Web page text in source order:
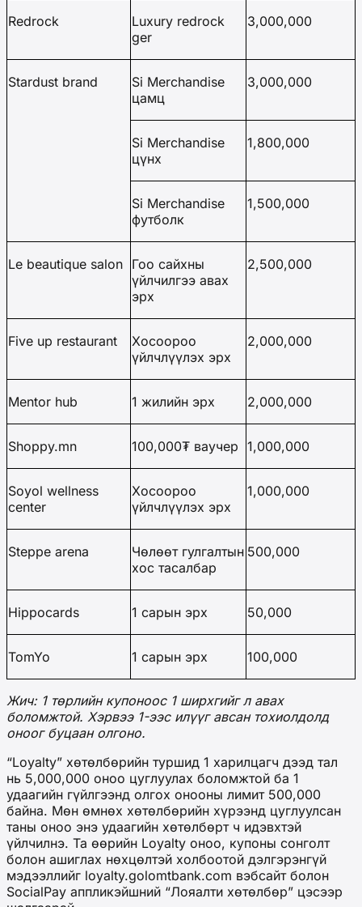
Redrock
Luxury redrock
ger
3,000,000
Stardust brand
Si Merchandise
цамц
3,000,000
Si Merchandise
цүнх
1,800,000
Si Merchandise
футболк
1,500,000
Le beautique salon Гоо сайхны
үйлчилгээ авах
эрх
2,500,000
Five up restaurant
Хосоороо
үйлчлүүлэх эрх
2,000,000
Mentor hub 1 жилийн эрх 2,000,000
Shoppy.mn 100,000₮ ваучер 1,000,000
Soyol wellness
center
Хосоороо
үйлчлүүлэх эрх
1,000,000
Steppe arena
Чөлөөт гулгалтын
хос тасалбар
500,000
Hippocards 1 сарын эрх 50,000
TomYo 1 сарын эрх 100,000
Жич: 1 төрлийн купоноос 1 ширхгийг л авах
боломжтой. Хэрвээ 1-ээс илүүг авсан тохиолдолд
оноог буцаан олгоно.
“Loyalty” хөтөлбөрийн туршид 1 харилцагч дээд тал
нь 5,000,000 оноо цуглуулах боломжтой ба 1
удаагийн гүйлгээнд олгох онооны лимит 500,000
байна. Мөн өмнөх хөтөлбөрийн хүрээнд цуглуулсан
таны оноо энэ удаагийн хөтөлбөрт ч идэвхтэй
үйлчилнэ. Та өөрийн Loyalty оноо, купоны сонголт
болон ашиглах нөхцөлтэй холбоотой дэлгэрэнгүй
мэдээллийг loyalty.golomtbank.com вэбсайт болон
SocialPay аппликэйшний “Лояалти хөтөлбөр” цэсээр